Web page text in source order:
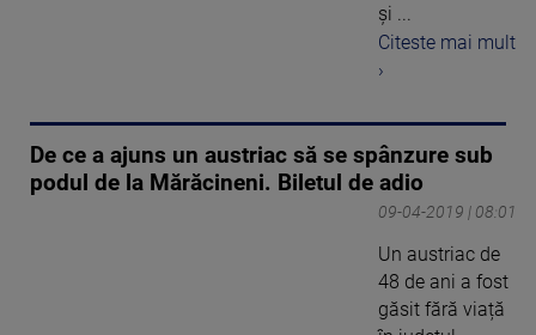
şi ...
Citeste mai mult
›
De ce a ajuns un austriac să se spânzure sub
podul de la Mărăcineni. Biletul de adio
09-04-2019 | 08:01
Un austriac de
48 de ani a fost
găsit fără viață